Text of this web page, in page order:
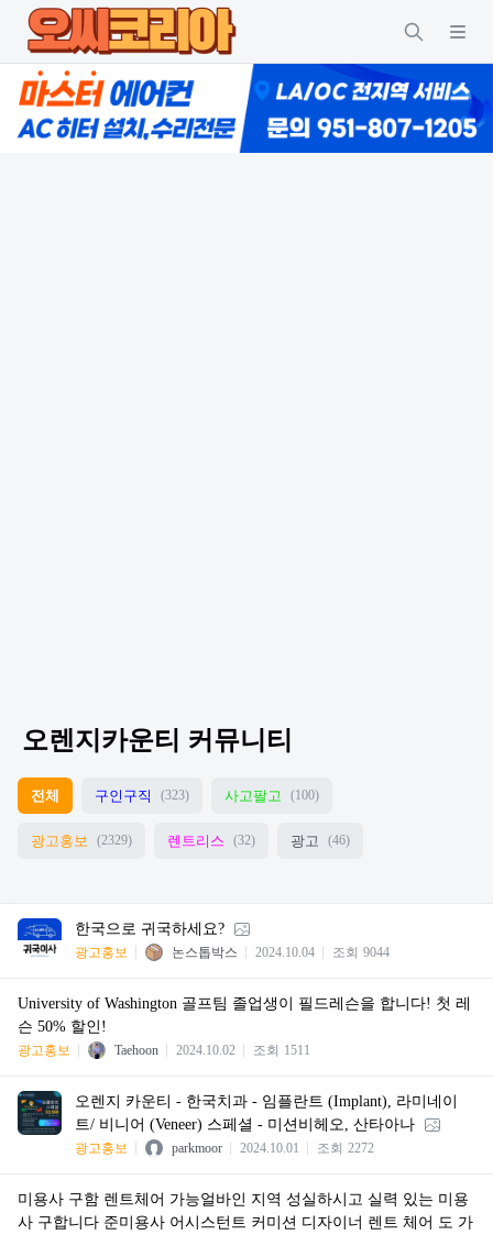
오렌지카운티 커뮤니티
전체 구인구직 (323) 사고팔고 (100)
광고홍보 (2329) 렌트리스 (32) 광고 (46)
한국으로 귀국하세요?
광고홍보 논스톱박스 2024.10.04 조회 9044
University of Washington 골프팀 졸업생이 필드레슨을 합니다! 첫 레
슨 50% 할인!
광고홍보 Taehoon 2024.10.02 조회 1511
오렌지 카운티 - 한국치과 - 임플란트 (Implant), 라미네이
트/ 비니어 (Veneer) 스페셜 - 미션비헤오, 산타아나
광고홍보 parkmoor 2024.10.01 조회 2272
미용사 구함 렌트체어 가능얼바인 지역 성실하시고 실력 있는 미용
사 구합니다 준미용사 어시스턴트 커미션 디자이너 렌트 체어 도 가